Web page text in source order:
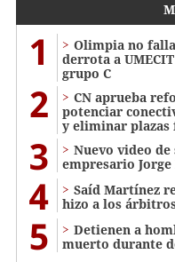
1
Olimpia no
derrota a
grupo C
2
CN aprueba
potenciar
y eliminar plazas
3
Nuevo video
empresario
4
Saíd Martínez
hizo a los
5
Detienen a
muerto durante